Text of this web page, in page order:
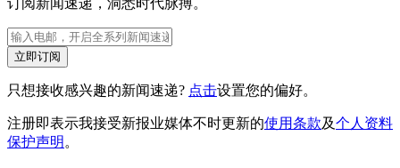
订阅新闻速递，洞悉时代脉搏。
立即订阅
只想接收感兴趣的新闻速递? 点击设置您的偏好。
注册即表示我接受新报业媒体不时更新的使用条款及个人资料
保护声明。